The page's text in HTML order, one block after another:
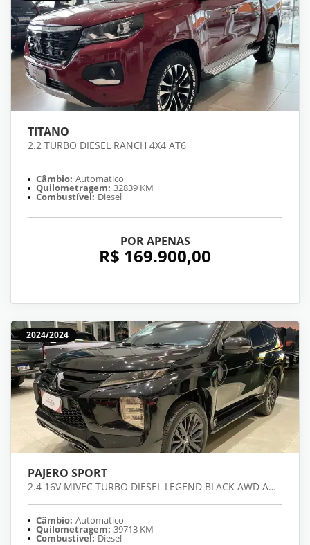
TITANO
2.2 TURBO DIESEL RANCH 4X4 AT6
Câmbio: Automatico
Quilometragem: 32839 KM
Combustível: Diesel
POR APENAS
R$ 169.900,00
2024/2024
PAJERO SPORT
2.4 16V MIVEC TURBO DIESEL LEGEND BLACK AWD AUTOMÁTICO
Câmbio: Automatico
Quilometragem: 39713 KM
Combustível: Diesel